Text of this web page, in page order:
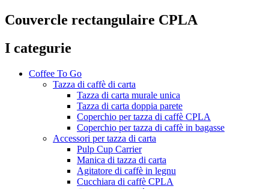
Couvercle rectangulaire CPLA
I categurie
Coffee To Go
Tazza di caffè di carta
Tazza di carta murale unica
Tazza di carta doppia parete
Coperchio per tazza di caffè CPLA
Coperchio per tazza di caffè in bagasse
Accessori per tazza di carta
Pulp Cup Carrier
Manica di tazza di carta
Agitatore di caffè in legnu
Cucchiara di caffè CPLA